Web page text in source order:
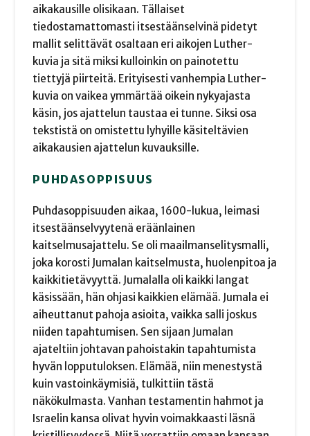
aikakausille olisikaan. Tällaiset
tiedostamattomasti itsestäänselvinä pidetyt
mallit selittävät osaltaan eri aikojen Luther-
kuvia ja sitä miksi kulloinkin on painotettu
tiettyjä piirteitä. Erityisesti vanhempia Luther-
kuvia on vaikea ymmärtää oikein nykyajasta
käsin, jos ajattelun taustaa ei tunne. Siksi osa
tekstistä on omistettu lyhyille käsiteltävien
aikakausien ajattelun kuvauksille.
PUHDASOPPISUUS
Puhdasoppisuuden aikaa, 1600-lukua, leimasi
itsestäänselvyytenä eräänlainen
kaitselmusajattelu. Se oli maailmanselitysmalli,
joka korosti Jumalan kaitselmusta, huolenpitoa ja
kaikkitietävyyttä. Jumalalla oli kaikki langat
käsissään, hän ohjasi kaikkien elämää. Jumala ei
aiheuttanut pahoja asioita, vaikka salli joskus
niiden tapahtumisen. Sen sijaan Jumalan
ajateltiin johtavan pahoistakin tapahtumista
hyvän lopputuloksen. Elämää, niin menestystä
kuin vastoinkäymisiä, tulkittiin tästä
näkökulmasta. Vanhan testamentin hahmot ja
Israelin kansa olivat hyvin voimakkaasti läsnä